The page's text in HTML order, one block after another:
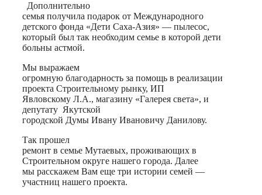
Дополнительно
семья получила подарок от Международного
детского фонда «Дети Саха-Азия» — пылесос,
который был так необходим семье в которой дети
больны астмой.
Мы выражаем
огромную благодарность за помощь в реализации
проекта Строительному рынку, ИП
Явловскому Л.А., магазину «Галерея света», и
депутату Якутской
городской Думы Ивану Ивановичу Данилову.
Так прошел
ремонт в семье Мутаевых, проживающих в
Строительном округе нашего города. Далее
мы расскажем Вам еще три истории семей —
участниц нашего проекта.